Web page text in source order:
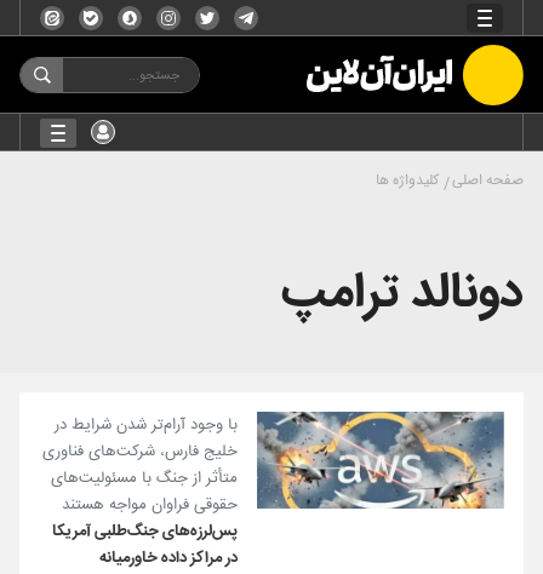
صفحه اصلی کلیدواژه ها
دونالد ترامپ
با وجود آرام‌تر شدن شرایط در
خلیج فارس، شرکت‌های فناوری
متأثر از جنگ با مسئولیت‌های
حقوقی فراوان مواجه هستند
پس‌لرزه‌های جنگ‌طلبی آمریکا
در مراکز داده خاورمیانه